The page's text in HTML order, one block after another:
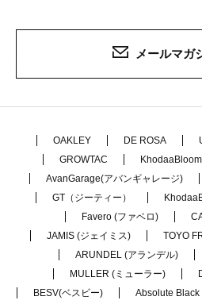
メールマガ
OAKLEY DE ROSA
GROWTAC
AvanGarage(アバンギャレージ)
GT（ジーティー）
Favero (ファベロ)
JAMIS (ジェイミス)
TOYO
ARUNDEL (アランデル)
MULLER (ミューラー)
BESV(ベスビー)
Absolute Black